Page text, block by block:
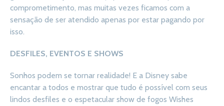
comprometimento, mas muitas vezes ficamos com a
sensação de ser atendido apenas por estar pagando por
isso.
DESFILES, EVENTOS E SHOWS
Sonhos podem se tornar realidade! E a Disney sabe
encantar a todos e mostrar que tudo é possível com seus
lindos desfiles e o espetacular show de fogos Wishes